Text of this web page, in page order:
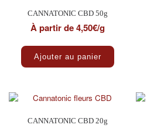
CANNATONIC CBD 50g
À partir de 4,50€/g
Ajouter au panier
CANNATONIC CBD 20g